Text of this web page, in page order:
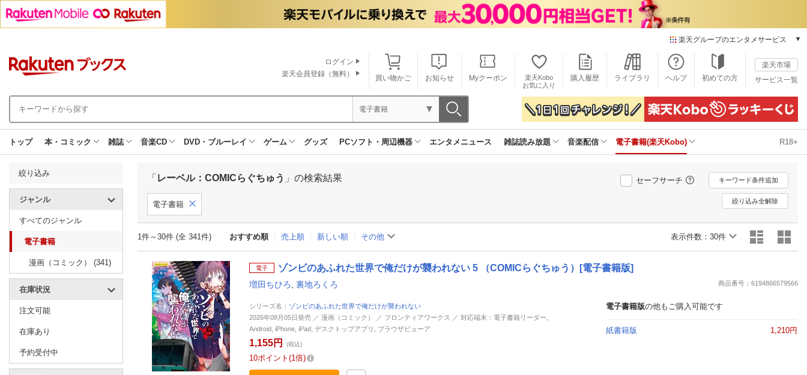
楽天グループのエンタメサービス
本/ゲーム/CD/DVD
楽天ブックス
電子書籍
楽天Kobo
雑誌読み放題
楽天ミュージック
動画配信
楽天TV
動画配信ガイド
Rチャンネル
エンタメニュース
買い物かご お知らせ Myクーポン
楽天Kobo
お気に入り
購入履歴 ライブラリ ヘルプ 初めての方
楽天市場
サービス一覧
ログイン
楽天会員登録（無料）
電子書籍
トップ 本・コミック 雑誌 音楽CD DVD・ブルーレイ ゲーム グッズ PCソフト・周辺機器 エンタメニュース 雑誌読み放題 音楽配信 電子書籍(楽天Kobo) R18+
絞り込み
ジャンル
すべてのジャンル
電子書籍
漫画（コミック） (341)
在庫状況
注文可能
在庫あり
予約受付中
「 レーベル：COMICらぐちゅう 」の検索結果 セーフサーチ キーワード条件追加
電子書籍 絞り込み全解除
1件～30件 (全 341件) おすすめ順 売上順 新しい順 その他 表示件数： 30件
電子 ゾンビのあふれた世界で俺だけが襲われない 5 （COMICらぐちゅう）[電子書籍版]
増田ちひろ 裏地ろくろ 商品番号：6194866579566
シリーズ名： ゾンビのあふれた世界で俺だけが襲われない
2026年08月05日発売 ／ 漫画（コミック） ／ フロンティアワークス ／ 対応端末：電子書籍リーダー,
Android, iPhone, iPad, デスクトップアプリ, ブラウザビューア
1,155円 (税込)
10ポイント 1倍
電子書籍版の他もご購入可能です
紙書籍版 1,210円